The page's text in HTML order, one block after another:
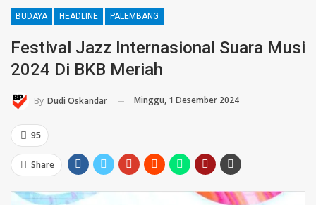
BUDAYA HEADLINE PALEMBANG
Festival Jazz Internasional Suara Musi
2024 Di BKB Meriah
By Dudi Oskandar Minggu, 1 Desember 2024
95
Share